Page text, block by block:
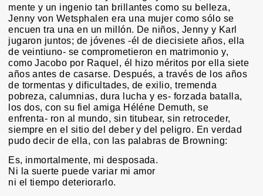
mente y un ingenio tan brillantes como su belleza,
Jenny von Wetsphalen era una mujer como sólo se
encuen tra una en un millón. De niños, Jenny y Karl
jugaron juntos; de jóvenes -él de diecisiete años, ella
de veintiuno- se comprometieron en matrimonio y,
como Jacobo por Raquel, él hizo méritos por ella siete
años antes de casarse. Después, a través de los años
de tormentas y dificultades, de exilio, tremenda
pobreza, calumnias, dura lucha y es- forzada batalla,
los dos, con su fiel amiga Héléne Demuth, se
enfrenta- ron al mundo, sin titubear, sin retroceder,
siempre en el sitio del deber y del peligro. En verdad
pudo decir de ella, con las palabras de Browning:
Es, inmortalmente, mi desposada.
Ni la suerte puede variar mi amor
ni el tiempo deteriorarlo.